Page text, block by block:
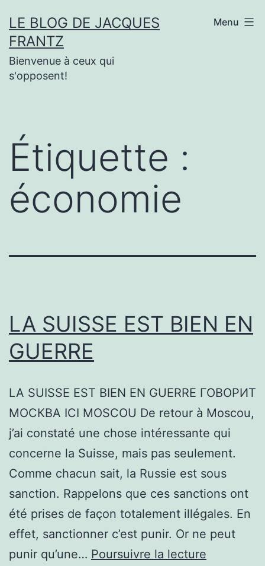
au
contenu
LE BLOG DE JACQUES
FRANTZ
Bienvenue à ceux qui
s'opposent!
Menu
Étiquette :
économie
LA SUISSE EST BIEN EN
GUERRE
LA SUISSE EST BIEN EN GUERRE ГОВОРИТ
МОСКВА ICI MOSCOU De retour à Moscou,
j’ai constaté une chose intéressante qui
concerne la Suisse, mais pas seulement.
Comme chacun sait, la Russie est sous
sanction. Rappelons que ces sanctions ont
été prises de façon totalement illégales. En
effet, sanctionner c’est punir. Or ne peut
punir qu’une… Poursuivre la lecture